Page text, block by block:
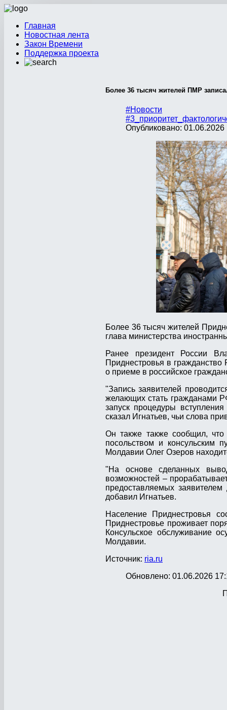
Главная
Новостная лента
Закон Времени
Поддержка проекта
Более 36 тысяч жителей ПМР
#Новости
Опубликовано: 01.06.2026
Более 36 тысяч жителей
глава министерства
Ранее президент России
Приднестровья в гражданство
о приеме в российское
"Запись заявителей
желающих стать гражданами
запуск процедуры
сказал Игнатьев, чьи слова
Он также также сообщил, что
посольством и консульским
Молдавии Олег Озеров
"На основе сделанных
возможностей –
предоставляемых заявителем
добавил Игнатьев.
Население Приднестровья
Приднестровье проживает
Консульское обслуживание
Молдавии.
Источник: ria.ru
Обновлено: 01.06.2026